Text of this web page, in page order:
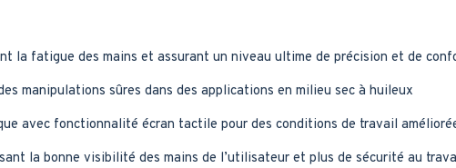
la fatigue des mains et assurant un niveau ultime de précision et de
manipulations sûres dans des applications en milieu sec à huileux
avec fonctionnalité écran tactile pour des conditions de travail
la bonne visibilité des mains de l’utilisateur et plus de sécurité au